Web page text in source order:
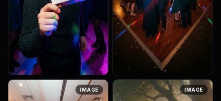
Art style: Realistic
Photography. Средний план
Art style: Realistic
Photography. Широкий кадр,
IMAGE IMAGE